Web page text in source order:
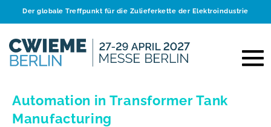
Der globale Treffpunkt für die Zulieferkette der Elektroindustrie
Automation in Transformer Tank
Manufacturing